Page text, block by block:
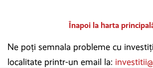
Înapoi la harta
Ne poți semnala probleme cu
localitate printr-un email la: